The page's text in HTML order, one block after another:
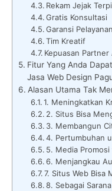
Rekam Jejak
Gratis Konsultasi
Garansi Pelayanan
Tim Kreatif
Kepuasan Partner
Fitur Yang Anda
Jasa Web Design
Alasan Utama Tak
1. Meningkatkan
2. Situs Bisa
3. Membangun
4. Pertumbuhan
5. Media
6. Menjangkau
7. Situs Web Bisa
8. Sebagai